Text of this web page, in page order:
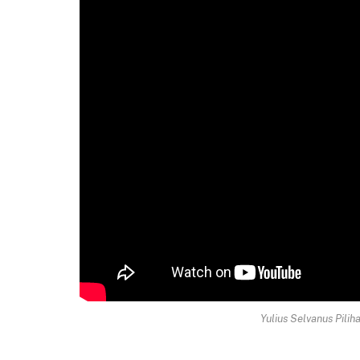
Yulius Selvanus